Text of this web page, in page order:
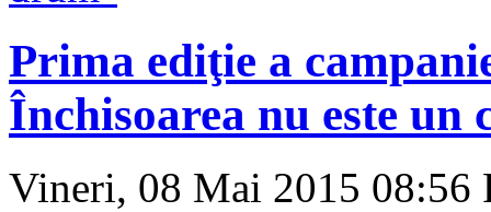
Prima ediţie a
Închisoarea nu este un
Vineri, 08 Mai 2015 08:56